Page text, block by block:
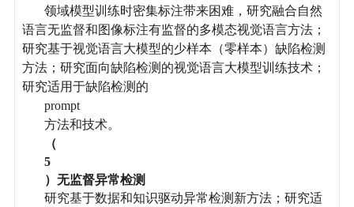
领域模型训练时密集标注带来困难，研究融合自然
语言无监督和图像标注有监督的多模态视觉语言方法；
研究基于视觉语言大模型的少样本（零样本）缺陷检测
方法；研究面向缺陷检测的视觉语言大模型训练技术；
研究适用于缺陷检测的
prompt
方法和技术。
（
5
）无监督异常检测
研究基于数据和知识驱动异常检测新方法；研究适